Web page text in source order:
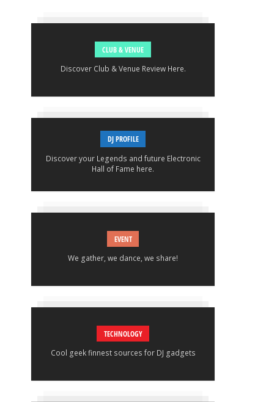
CLUB & VENUE
Discover Club & Venue Review Here.
DJ PROFILE
Discover your Legends and future Electronic
Hall of Fame here.
EVENT
We gather, we dance, we share!
TECHNOLOGY
Cool geek finnest sources for DJ gadgets